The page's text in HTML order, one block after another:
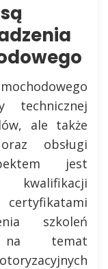
technicznej
ale także
obsługi
jest
kwalifikacji
certyfikatami
szkoleń
na temat